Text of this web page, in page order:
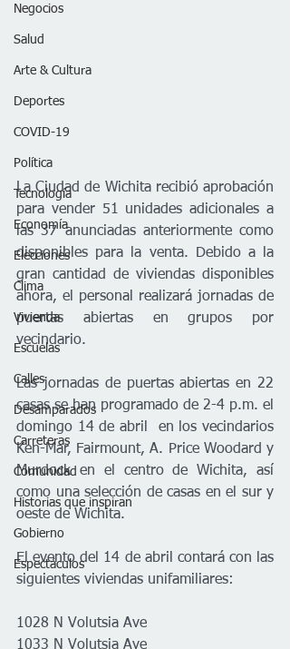
Negocios
Salud
Arte & Cultura
Deportes
COVID-19
Política
Tecnología
Economía
Elecciones
Clima
Vivienda
Escuelas
Calles
Desamparados
Carreteras
Comunidad
Historias que inspiran
Gobierno
Espectáculos
La Ciudad de Wichita recibió aprobación
para vender 51 unidades adicionales a
las 37 anunciadas anteriormente como
disponibles para la venta. Debido a la
gran cantidad de viviendas disponibles
ahora, el personal realizará jornadas de
puertas abiertas en grupos por
vecindario.
Las jornadas de puertas abiertas en 22
casas se han programado de 2-4 p.m. el
domingo 14 de abril  en los vecindarios
Ken-Mar, Fairmount, A. Price Woodard y
Murdock en el centro de Wichita, así
como una selección de casas en el sur y
oeste de Wichita.
El evento del 14 de abril contará con las
siguientes viviendas unifamiliares:
1028 N Volutsia Ave
1033 N Volutsia Ave